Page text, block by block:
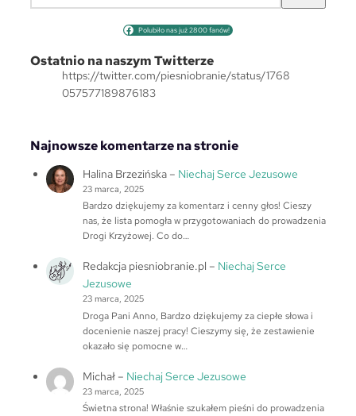
a
Polubiło nas już 2800 fanów!
Ostatnio na naszym Twitterze
https://twitter.com/piesniobranie/status/1768
057577189876183
Najnowsze komentarze na stronie
Halina Brzezińska– Niechaj Serce Jezusowe
23 marca, 2025
Bardzo dziękujemy za komentarz i cenny głos! Cieszy
nas, że lista pomogła w przygotowaniach do prowadzenia
Drogi Krzyżowej. Co do…
Redakcja piesniobranie.pl – Niechaj Serce
Jezusowe
23 marca, 2025
Droga Pani Anno, Bardzo dziękujemy za ciepłe słowa i
docenienie naszej pracy! Cieszymy się, że zestawienie
okazało się pomocne w…
Michał– Niechaj Serce Jezusowe
23 marca, 2025
Świetna strona! Właśnie szukałem pieśni do prowadzenia